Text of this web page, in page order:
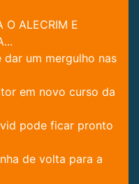
O ALECRIM E
um mergulho nas
em novo curso da
pode ficar pronto
de volta para a